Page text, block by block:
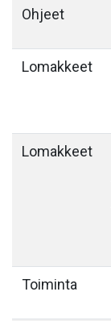
Ohjeet
Lomakkeet
Lomakkeet
Toiminta